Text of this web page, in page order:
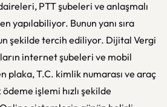
PTT şubeleri ve anlaşmalı
yapılabiliyor. Bunun yanı sıra
şekilde tercih ediliyor. Dijital Vergi
internet şubeleri ve mobil
plaka, T.C. kimlik numarası ve araç
işlemi hızlı şekilde